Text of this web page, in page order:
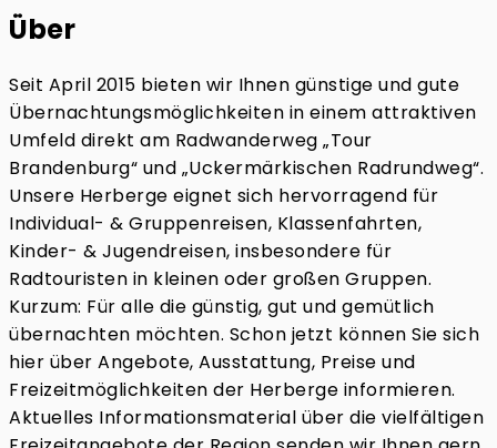
Über
Seit April 2015 bieten wir Ihnen günstige und gute
Übernachtungsmöglichkeiten in einem attraktiven
Umfeld direkt am Radwanderweg „Tour
Brandenburg“ und „Uckermärkischen Radrundweg“.
Unsere Herberge eignet sich hervorragend für
Individual- & Gruppenreisen, Klassenfahrten,
Kinder- & Jugendreisen, insbesondere für
Radtouristen in kleinen oder großen Gruppen.
Kurzum: Für alle die günstig, gut und gemütlich
übernachten möchten. Schon jetzt können Sie sich
hier über Angebote, Ausstattung, Preise und
Freizeitmöglichkeiten der Herberge informieren.
Aktuelles Informationsmaterial über die vielfältigen